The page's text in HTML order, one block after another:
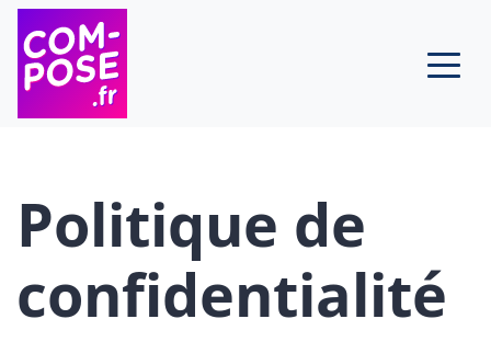
Skip to content
Politique de
confidentialité